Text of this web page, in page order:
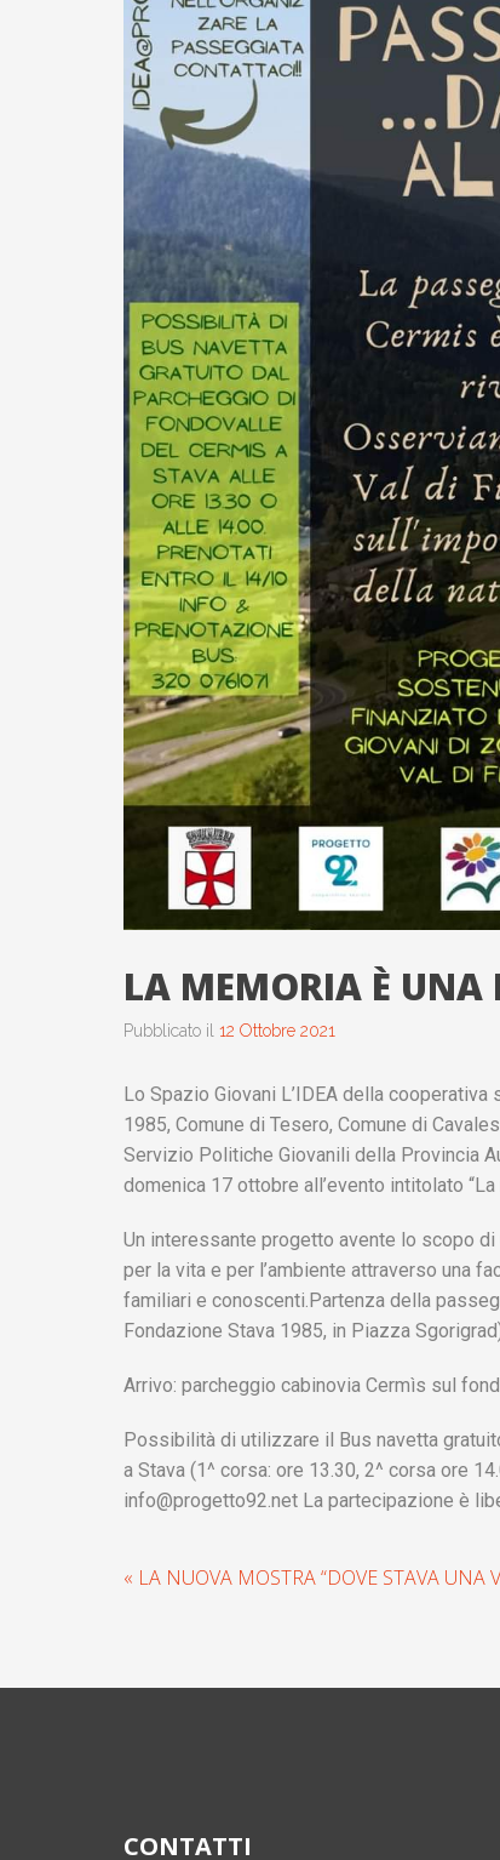
LA MEMORIA È UNA
Pubblicato il 12 Ottobre 2021
Lo Spazio Giovani L’IDEA della
1985, Comune di Tesero, Comune di
Servizio Politiche Giovanili della Provincia
domenica 17 ottobre all’evento intitolato
Un interessante progetto avente lo scopo
per la vita e per l’ambiente attraverso una
familiari e conoscenti.Partenza della
Fondazione Stava 1985, in Piazza
Arrivo: parcheggio cabinovia Cermìs sul
Possibilità di utilizzare il Bus navetta
a Stava (1^ corsa: ore 13.30, 2^ corsa ore
info@progetto92.net La partecipazione è
« LA NUOVA MOSTRA “DOVE STAVA UNA
CONTATTI